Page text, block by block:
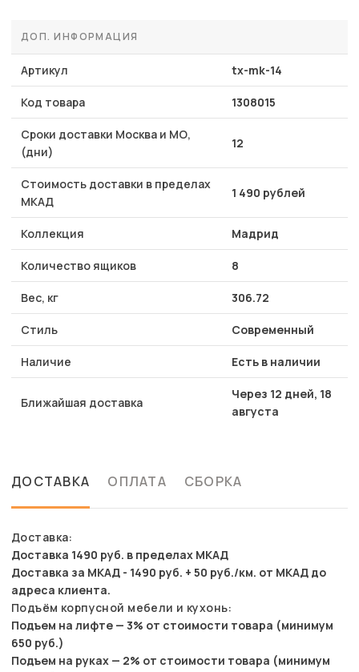
ДОП. ИНФОРМАЦИЯ
Артикул tx-mk-14
Код товара 1308015
Сроки доставки Москва и МО,
(дни)
12
Стоимость доставки в пределах
МКАД
1 490 рублей
Коллекция Мадрид
Количество ящиков 8
Вес, кг 306.72
Стиль Современный
Наличие Есть в наличии
Ближайшая доставка
Через 12 дней, 18
августа
ДОСТАВКА ОПЛАТА СБОРКА
Доставка:
Доставка 1490 руб. в пределах МКАД
Доставка за МКАД - 1490 руб. + 50 руб./км. от МКАД до
адреса клиента.
Подъём корпусной мебели и кухонь:
Подъем на лифте — 3% от стоимости товара (минимум
650 руб.)
Подъем на руках — 2% от стоимости товара (минимум